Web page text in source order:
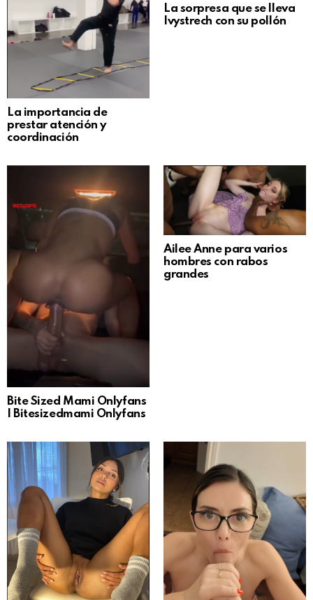
La importancia de
prestar atención y
coordinación
La sorpresa que se lleva
Ivystrech con su pollón
Bite Sized Mami Onlyfans
| Bitesizedmami Onlyfans
Ailee Anne para varios
hombres con rabos
grandes